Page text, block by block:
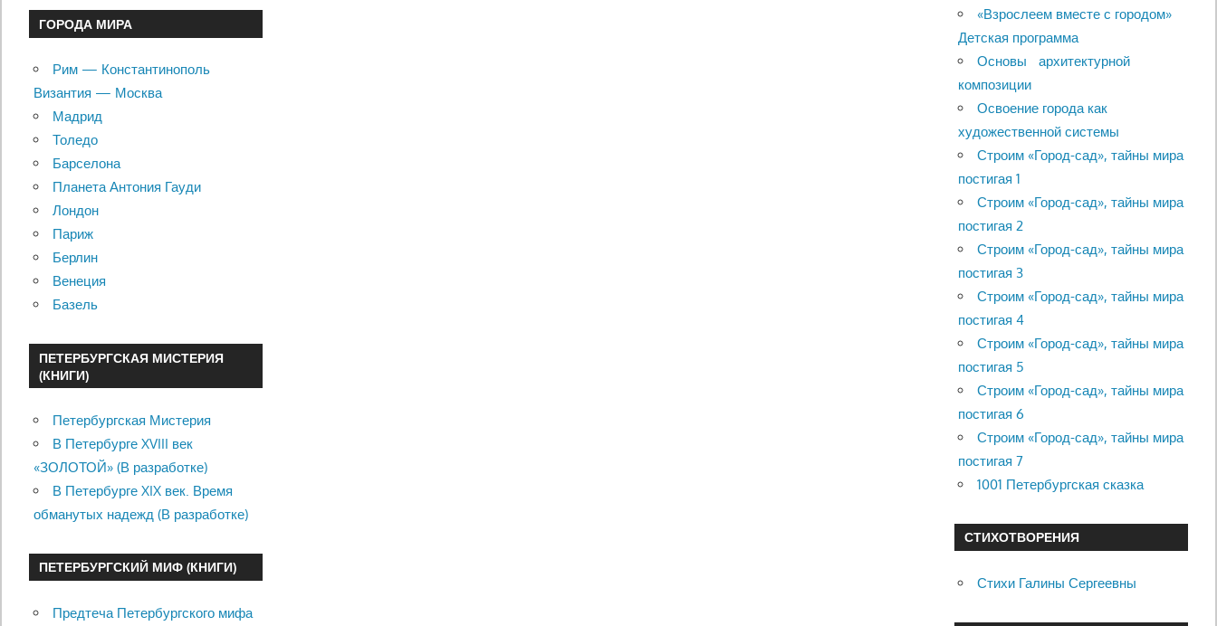
ГОРОДА МИРА
Рим — Константинополь
Византия — Москва
Мадрид
Толедо
Барселона
Планета Антония Гауди
Лондон
Париж
Берлин
Венеция
Базель
ПЕТЕРБУРГСКАЯ МИСТЕРИЯ
(КНИГИ)
Петербургская Мистерия
В Петербурге XVIII век
«ЗОЛОТОЙ» (В разработке)
В Петербурге XIX век. Время
обманутых надежд (В разработке)
ПЕТЕРБУРГСКИЙ МИФ (КНИГИ)
Предтеча Петербургского мифа
«Взрослеем вместе с городом»
Детская программа
Основы архитектурной
композиции
Освоение города как
художественной системы
Строим «Город-сад», тайны мира
постигая 1
Строим «Город-сад», тайны мира
постигая 2
Строим «Город-сад», тайны мира
постигая 3
Строим «Город-сад», тайны мира
постигая 4
Строим «Город-сад», тайны мира
постигая 5
Строим «Город-сад», тайны мира
постигая 6
Строим «Город-сад», тайны мира
постигая 7
1001 Петербургская сказка
СТИХОТВОРЕНИЯ
Стихи Галины Сергеевны